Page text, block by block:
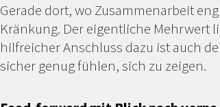
Gerade dort, wo Zusammenarbeit
Kränkung. Der eigentliche Mehrwert
hilfreicher Anschluss dazu ist auch
sicher genug fühlen, sich zu zeigen.